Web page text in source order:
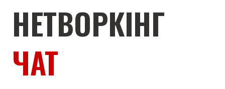
НЕТВОРКІНГ
ЧАТ